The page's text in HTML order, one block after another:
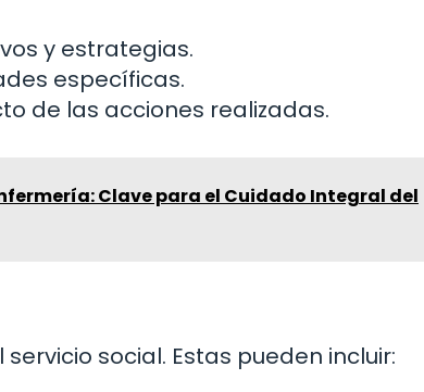
y estrategias.
específicas.
de las acciones realizadas.
Clave para el Cuidado Integral del
social. Estas pueden incluir: